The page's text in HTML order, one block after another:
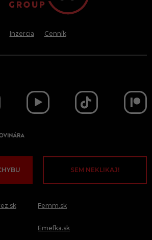
Inzercia Cenník
SEM NEKLIKAJ!
Femm.sk
Emefka.sk